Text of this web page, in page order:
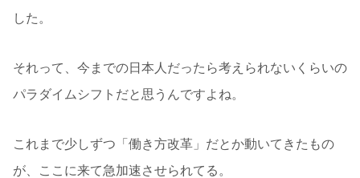
した。
それって、今までの日本人だったら考えられないくらいの
パラダイムシフトだと思うんですよね。
これまで少しずつ「働き方改革」だとか動いてきたもの
が、ここに来て急加速させられてる。